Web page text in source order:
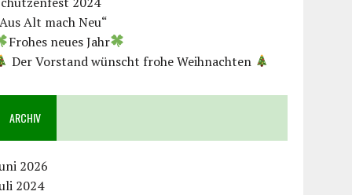
Alt mach Neu“
Frohes neues Jahr
Der Vorstand wünscht frohe Weihnachten
ARCHIV
2026
2024